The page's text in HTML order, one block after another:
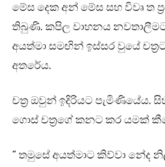
මේස දෙක අන් මේස සහ විවෘ ත
තිබුණි. කපිල වාහනය
අයත්මා සමඟින් ඉස්සර වුයේ
අතරේය.
චත්‍ර ඔවුන් ඉදිරියට පැමිණියේය.
ගොස් චත්‍රගේ කනට කර යමක්
” තමුසේ අයත්මාට කිව්වා නේද